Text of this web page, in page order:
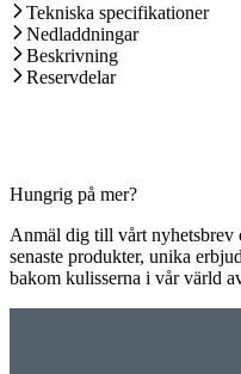
Tekniska specifikationer
Nedladdningar
Beskrivning
Reservdelar
Hungrig på mer?
Anmäl dig till vårt nyhetsbrev
senaste produkter, unika
bakom kulisserna i vår värld